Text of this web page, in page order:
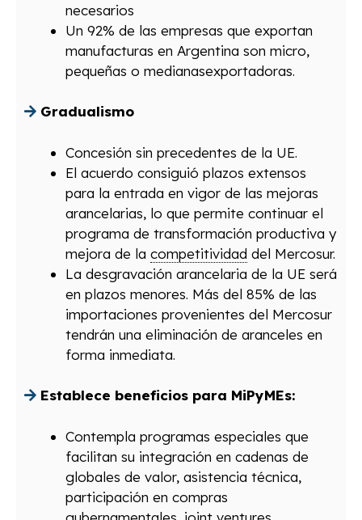
necesarios
Un 92% de las empresas que exportan
manufacturas en Argentina son micro,
pequeñas o medianasexportadoras.
Gradualismo
Concesión sin precedentes de la UE.
El acuerdo consiguió plazos extensos
para la entrada en vigor de las mejoras
arancelarias, lo que permite continuar el
programa de transformación productiva y
mejora de la competitividad del Mercosur.
La desgravación arancelaria de la UE será
en plazos menores. Más del 85% de las
importaciones provenientes del Mercosur
tendrán una eliminación de aranceles en
forma inmediata.
Establece beneficios para MiPyMEs:
Contempla programas especiales que
facilitan su integración en cadenas de
globales de valor, asistencia técnica,
participación en compras